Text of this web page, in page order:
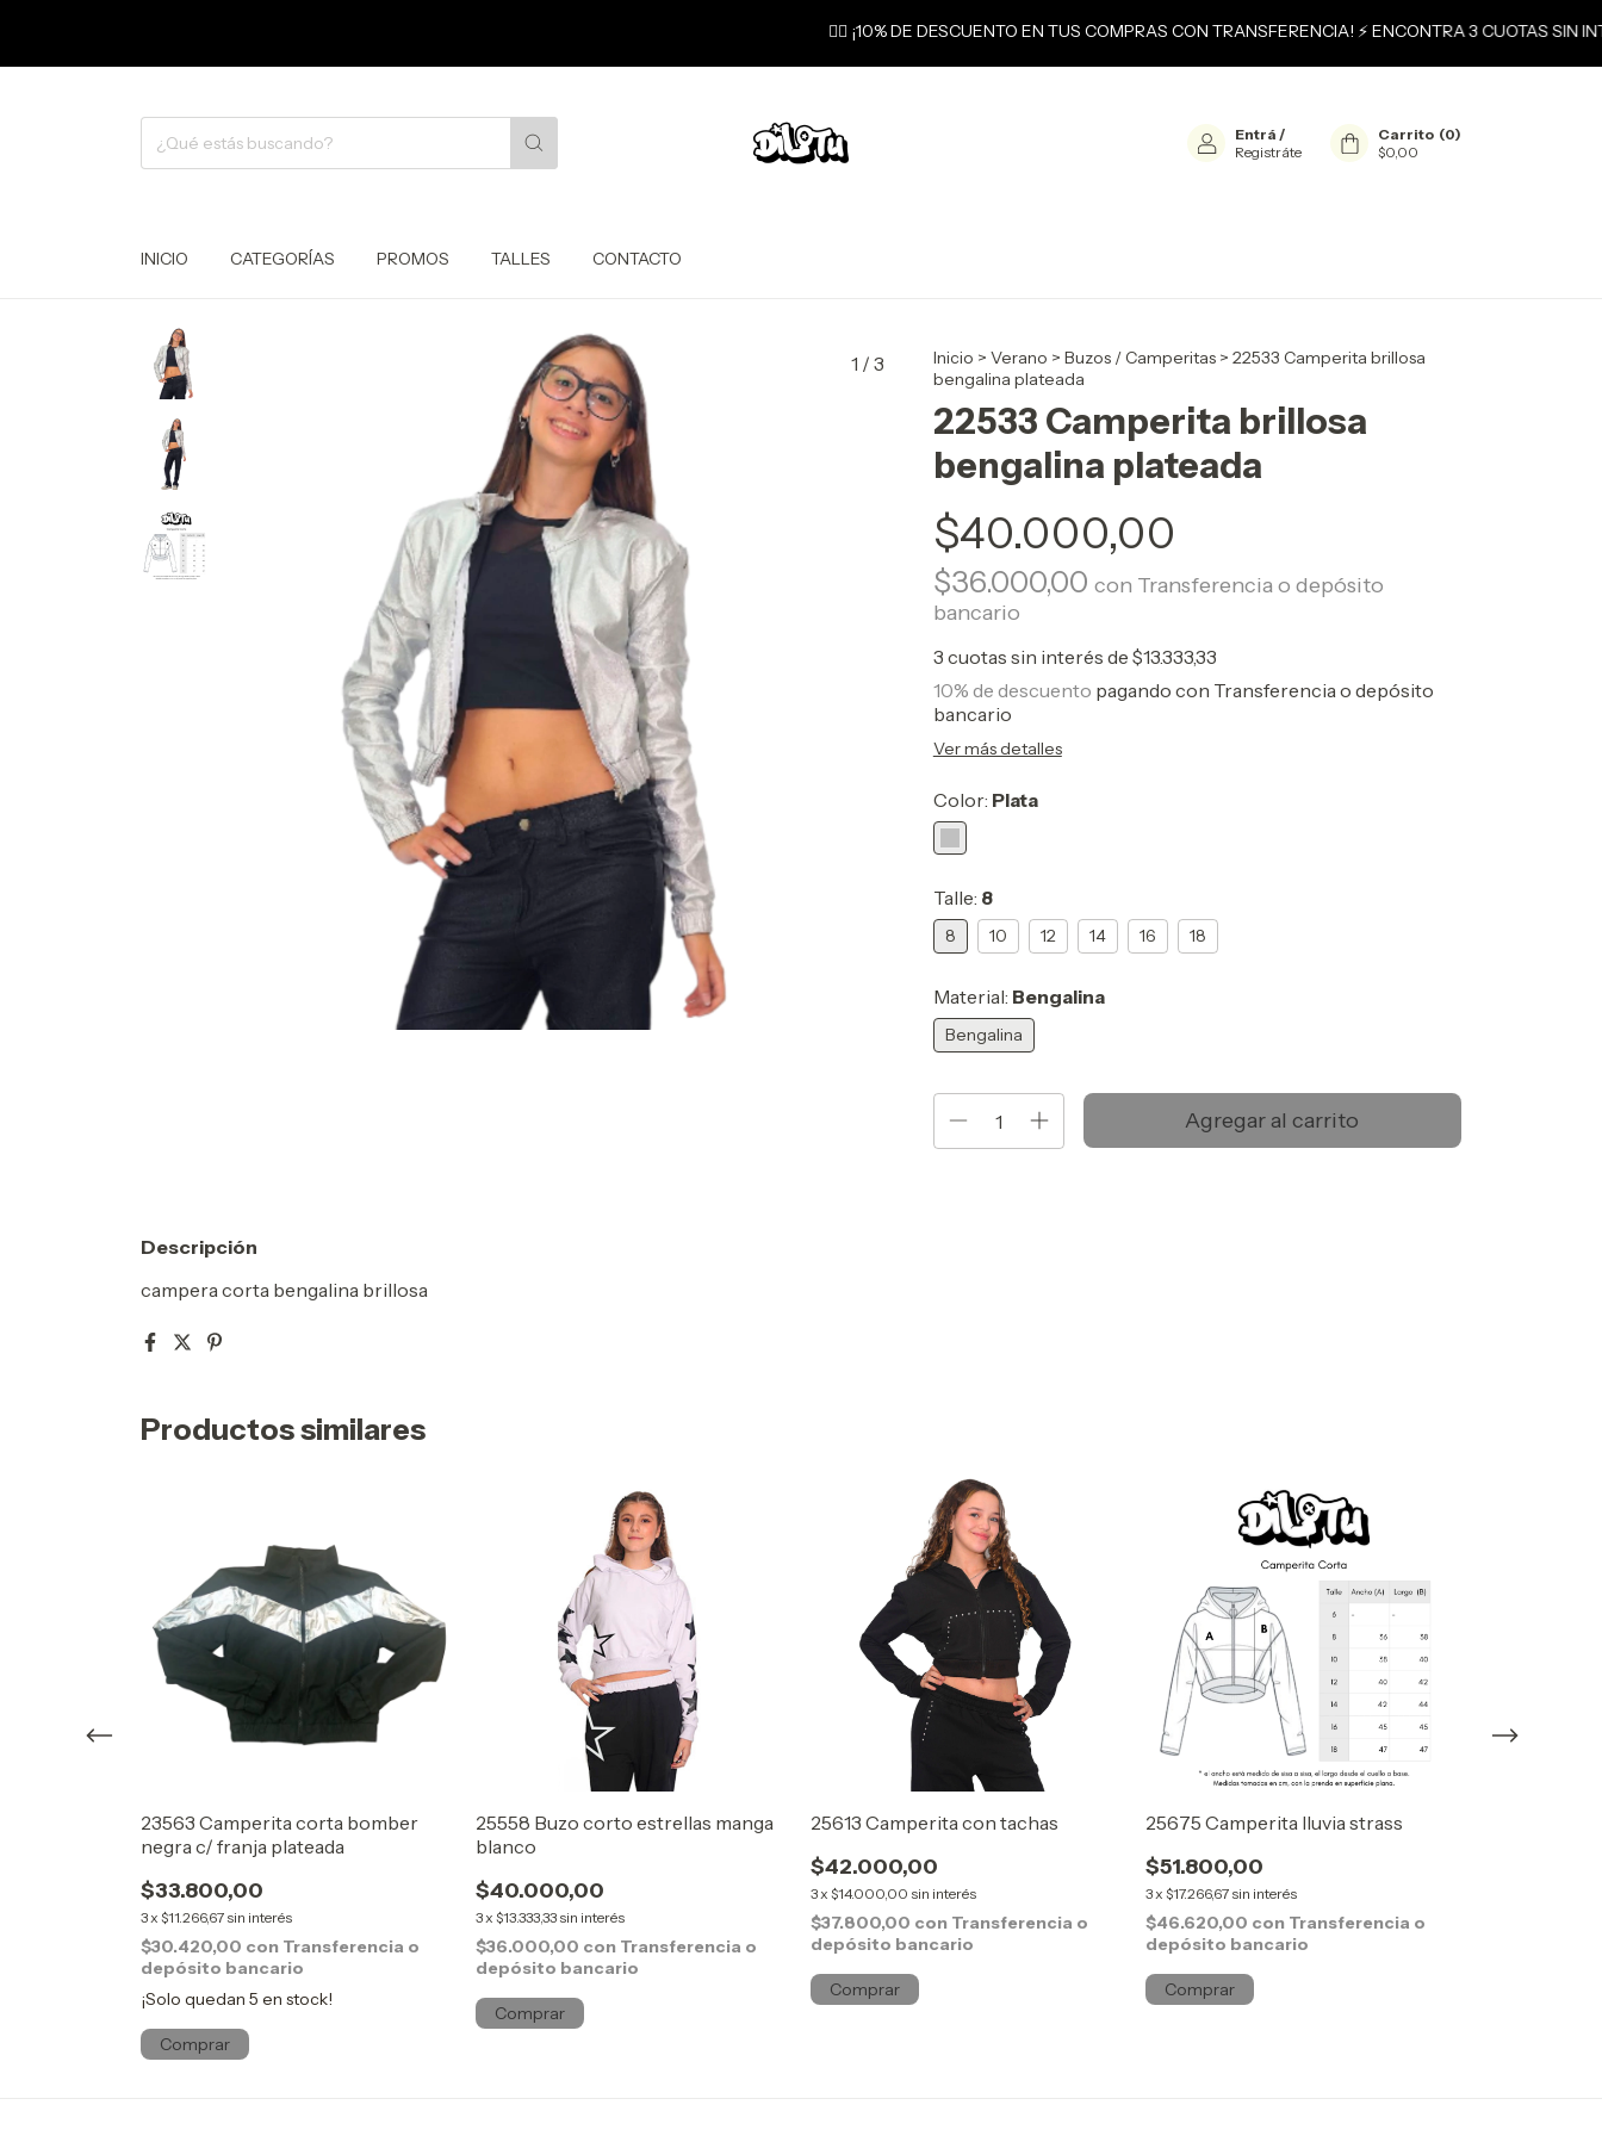
❤️‍🔥 ¡10% DE DESCUENTO EN TUS COMPRAS CON TRANSFERENCIA! ⚡ ENCONTRA 3 CUOTAS SIN
Entrá /
Registráte
Carrito (0)
$0,00
INICIO CATEGORÍAS PROMOS TALLES CONTACTO
1 / 3 Inicio > Verano > Buzos / Camperitas > 22533 Camperita brillosa
bengalina plateada
22533 Camperita brillosa
bengalina plateada
$40.000,00
$36.000,00 con Transferencia o depósito
bancario
3 cuotas sin interés de $13.333,33
10% de descuento pagando con Transferencia o depósito
bancario
Ver más detalles
Color: Plata
Talle: 8
8 10 12 14 16 18
Material: Bengalina
Bengalina
Descripción
campera corta bengalina brillosa
Productos similares
23563 Camperita corta bomber
negra c/ franja plateada
$33.800,00
3x $11.266,67 sin interés
$30.420,00 con Transferencia o
depósito bancario
¡Solo quedan 5 en stock!
Comprar
25558 Buzo corto estrellas manga
blanco
$40.000,00
3x $13.333,33 sin interés
$36.000,00 con Transferencia o
depósito bancario
Comprar
25613 Camperita con tachas
$42.000,00
3x $14.000,00 sin interés
$37.800,00 con Transferencia o
depósito bancario
Comprar
25675 Camperita lluvia strass
$51.800,00
3x $17.266,67 sin interés
$46.620,00 con Transferencia o
depósito bancario
Comprar